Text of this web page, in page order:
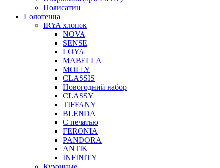
Полисатин
Полотенца
IRYA хлопок
NOVA
SENSE
LOYA
MABELLA
MOLLY
CLASSIS
Новогодний набор
CLASSY
TIFFANY
BLENDA
С печатью
FERONIA
PANDORA
ANTIK
INFINITY
Кухонные